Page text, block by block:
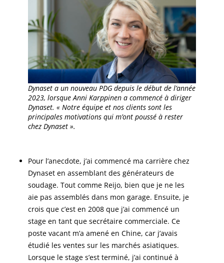
Dynaset a un nouveau PDG depuis le début de l’année
2023, lorsque Anni Karppinen a commencé à diriger
Dynaset. « Notre équipe et nos clients sont les
principales motivations qui m’ont poussé à rester
chez Dynaset ».
Pour l’anecdote, j’ai commencé ma carrière chez
Dynaset en assemblant des générateurs de
soudage. Tout comme Reijo, bien que je ne les
aie pas assemblés dans mon garage. Ensuite, je
crois que c’est en 2008 que j’ai commencé un
stage en tant que secrétaire commerciale. Ce
poste vacant m’a amené en Chine, car j’avais
étudié les ventes sur les marchés asiatiques.
Lorsque le stage s’est terminé, j’ai continué à